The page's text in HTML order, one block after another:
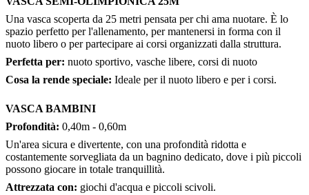
Una vasca scoperta da 25 metri pensata per chi ama nuotare. È lo
spazio perfetto per l'allenamento, per mantenersi in forma con il
nuoto libero o per partecipare ai corsi organizzati dalla struttura.
Perfetta per: nuoto sportivo, vasche libere, corsi di nuoto
Cosa la rende speciale: Ideale per il nuoto libero e per i corsi.
VASCA BAMBINI
Profondità: 0,40m - 0,60m
Un'area sicura e divertente, con una profondità ridotta e
costantemente sorvegliata da un bagnino dedicato, dove i più piccoli
possono giocare in totale tranquillità.
Attrezzata con: giochi d'acqua e piccoli scivoli.